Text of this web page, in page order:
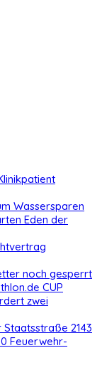
Wassersparen
Eden der
noch gesperrt
CUP
zwei
2143
Feuerwehr-